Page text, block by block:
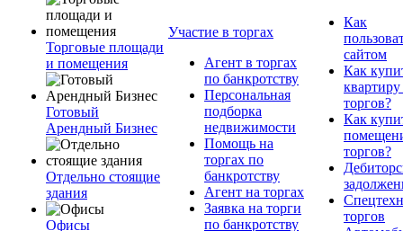
Торговые площади
и помещения
Готовый
Арендный Бизнес
Отдельно стоящие
здания
Офисы
Участие в торгах
Агент в торгах
по банкротству
Персональная
подборка
недвижимости
Помощь на
торгах по
банкротству
Агент на торгах
Заявка на торги
по банкротству
Как
сайтом
Как
квартиру
торгов?
Как
торгов?
торгов